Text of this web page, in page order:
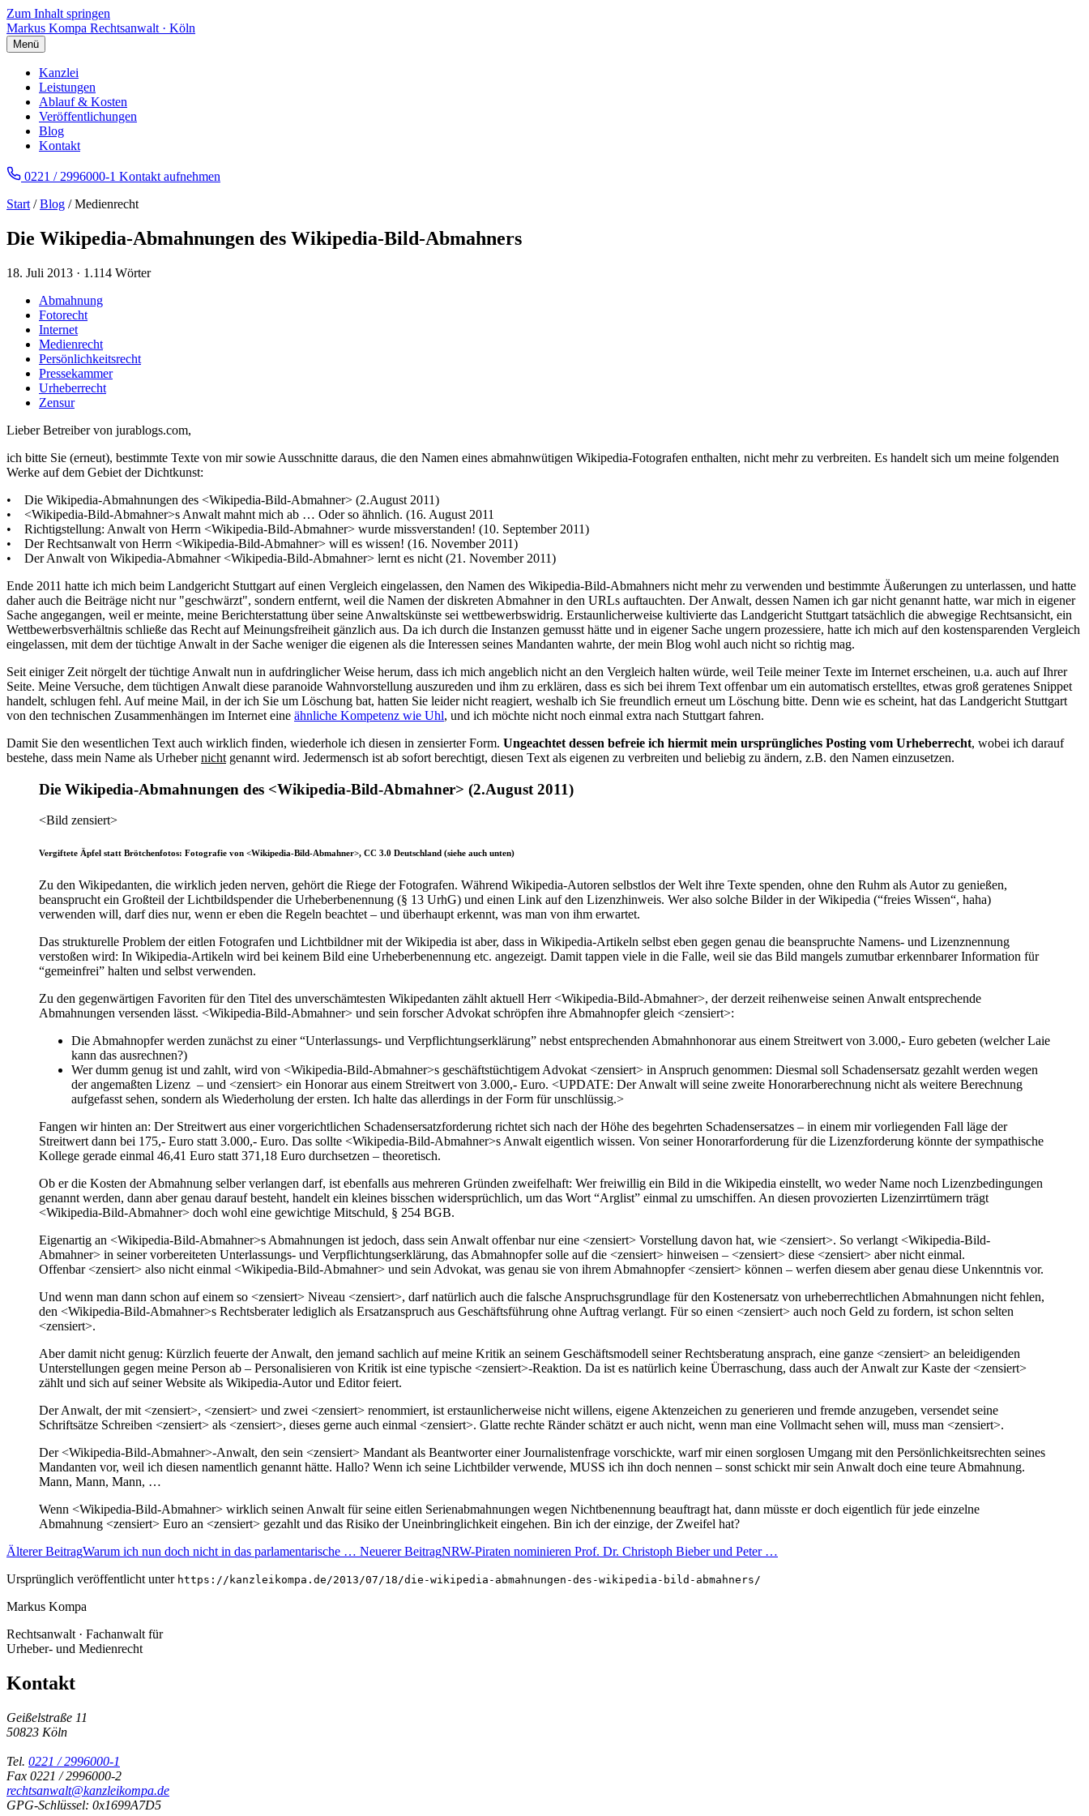
Zum Inhalt springen
Markus Kompa Rechtsanwalt · Köln
Menü
Kanzlei
Leistungen
Ablauf & Kosten
Veröffentlichungen
Blog
Kontakt
0221 / 2996000-1 Kontakt aufnehmen
Start /Blog / Medienrecht
Die Wikipedia-Abmahnungen des Wikipedia-Bild-Abmahners
18. Juli 2013 · 1.114 Wörter
Abmahnung
Fotorecht
Internet
Medienrecht
Persönlichkeitsrecht
Pressekammer
Urheberrecht
Zensur
Lieber Betreiber von jurablogs.com,
ich bitte Sie (erneut), bestimmte Texte von mir sowie Ausschnitte daraus, die den Namen eines abmahnwütigen Wikipedia-Fotografen enthalten, nicht mehr zu verbreiten. Es handelt sich um meine folgenden
Werke auf dem Gebiet der Dichtkunst:
• Die Wikipedia-Abmahnungen des <Wikipedia-Bild-Abmahner> (2.August 2011)
• <Wikipedia-Bild-Abmahner>s Anwalt mahnt mich ab … Oder so ähnlich. (16. August 2011
• Richtigstellung: Anwalt von Herrn <Wikipedia-Bild-Abmahner> wurde missverstanden! (10. September 2011)
• Der Rechtsanwalt von Herrn <Wikipedia-Bild-Abmahner> will es wissen! (16. November 2011)
• Der Anwalt von Wikipedia-Abmahner <Wikipedia-Bild-Abmahner> lernt es nicht (21. November 2011)
Ende 2011 hatte ich mich beim Landgericht Stuttgart auf einen Vergleich eingelassen, den Namen des Wikipedia-Bild-Abmahners nicht mehr zu verwenden und bestimmte Äußerungen zu unterlassen, und hatte
daher auch die Beiträge nicht nur "geschwärzt", sondern entfernt, weil die Namen der diskreten Abmahner in den URLs auftauchten. Der Anwalt, dessen Namen ich gar nicht genannt hatte, war mich in eigener
Sache angegangen, weil er meinte, meine Berichterstattung über seine Anwaltskünste sei wettbewerbswidrig. Erstaunlicherweise kultivierte das Landgericht Stuttgart tatsächlich die abwegige Rechtsansicht, ein
Wettbewerbsverhältnis schließe das Recht auf Meinungsfreiheit gänzlich aus. Da ich durch die Instanzen gemusst hätte und in eigener Sache ungern prozessiere, hatte ich mich auf den kostensparenden Vergleich
eingelassen, mit dem der tüchtige Anwalt in der Sache weniger die eigenen als die Interessen seines Mandanten wahrte, der mein Blog wohl auch nicht so richtig mag.
Seit einiger Zeit nörgelt der tüchtige Anwalt nun in aufdringlicher Weise herum, dass ich mich angeblich nicht an den Vergleich halten würde, weil Teile meiner Texte im Internet erscheinen, u.a. auch auf Ihrer
Seite. Meine Versuche, dem tüchtigen Anwalt diese paranoide Wahnvorstellung auszureden und ihm zu erklären, dass es sich bei ihrem Text offenbar um ein automatisch erstelltes, etwas groß geratenes Snippet
handelt, schlugen fehl. Auf meine Mail, in der ich Sie um Löschung bat, hatten Sie leider nicht reagiert, weshalb ich Sie freundlich erneut um Löschung bitte. Denn wie es scheint, hat das Landgericht Stuttgart
von den technischen Zusammenhängen im Internet eine ähnliche Kompetenz wie Uhl, und ich möchte nicht noch einmal extra nach Stuttgart fahren.
Damit Sie den wesentlichen Text auch wirklich finden, wiederhole ich diesen in zensierter Form. Ungeachtet dessen befreie ich hiermit mein ursprüngliches Posting vom Urheberrecht, wobei ich darauf
bestehe, dass mein Name als Urhebernicht genannt wird. Jedermensch ist ab sofort berechtigt, diesen Text als eigenen zu verbreiten und beliebig zu ändern, z.B. den Namen einzusetzen.
Die Wikipedia-Abmahnungen des <Wikipedia-Bild-Abmahner> (2.August 2011)
<Bild zensiert>
Vergiftete Äpfel statt Brötchenfotos: Fotografie von <Wikipedia-Bild-Abmahner>, CC 3.0 Deutschland (siehe auch unten)
Zu den Wikipedanten, die wirklich jeden nerven, gehört die Riege der Fotografen. Während Wikipedia-Autoren selbstlos der Welt ihre Texte spenden, ohne den Ruhm als Autor zu genießen,
beansprucht ein Großteil der Lichtbildspender die Urheberbenennung (§ 13 UrhG) und einen Link auf den Lizenzhinweis. Wer also solche Bilder in der Wikipedia (“freies Wissen“, haha)
verwenden will, darf dies nur, wenn er eben die Regeln beachtet – und überhaupt erkennt, was man von ihm erwartet.
Das strukturelle Problem der eitlen Fotografen und Lichtbildner mit der Wikipedia ist aber, dass in Wikipedia-Artikeln selbst eben gegen genau die beanspruchte Namens- und Lizenznennung
verstoßen wird: In Wikipedia-Artikeln wird bei keinem Bild eine Urheberbenennung etc. angezeigt. Damit tappen viele in die Falle, weil sie das Bild mangels zumutbar erkennbarer Information für
“gemeinfrei” halten und selbst verwenden.
Zu den gegenwärtigen Favoriten für den Titel des unverschämtesten Wikipedanten zählt aktuell Herr <Wikipedia-Bild-Abmahner>, der derzeit reihenweise seinen Anwalt entsprechende
Abmahnungen versenden lässt. <Wikipedia-Bild-Abmahner> und sein forscher Advokat schröpfen ihre Abmahnopfer gleich <zensiert>:
Die Abmahnopfer werden zunächst zu einer “Unterlassungs- und Verpflichtungserklärung” nebst entsprechenden Abmahnhonorar aus einem Streitwert von 3.000,- Euro gebeten (welcher Laie
kann das ausrechnen?)
Wer dumm genug ist und zahlt, wird von <Wikipedia-Bild-Abmahner>s geschäftstüchtigem Advokat <zensiert> in Anspruch genommen: Diesmal soll Schadensersatz gezahlt werden wegen
der angemaßten Lizenz – und <zensiert> ein Honorar aus einem Streitwert von 3.000,- Euro. <UPDATE: Der Anwalt will seine zweite Honorarberechnung nicht als weitere Berechnung
aufgefasst sehen, sondern als Wiederholung der ersten. Ich halte das allerdings in der Form für unschlüssig.>
Fangen wir hinten an: Der Streitwert aus einer vorgerichtlichen Schadensersatzforderung richtet sich nach der Höhe des begehrten Schadensersatzes – in einem mir vorliegenden Fall läge der
Streitwert dann bei 175,- Euro statt 3.000,- Euro. Das sollte <Wikipedia-Bild-Abmahner>s Anwalt eigentlich wissen. Von seiner Honorarforderung für die Lizenzforderung könnte der sympathische
Kollege gerade einmal 46,41 Euro statt 371,18 Euro durchsetzen – theoretisch.
Ob er die Kosten der Abmahnung selber verlangen darf, ist ebenfalls aus mehreren Gründen zweifelhaft: Wer freiwillig ein Bild in die Wikipedia einstellt, wo weder Name noch Lizenzbedingungen
genannt werden, dann aber genau darauf besteht, handelt ein kleines bisschen widersprüchlich, um das Wort “Arglist” einmal zu umschiffen. An diesen provozierten Lizenzirrtümern trägt
<Wikipedia-Bild-Abmahner> doch wohl eine gewichtige Mitschuld, § 254 BGB.
Eigenartig an <Wikipedia-Bild-Abmahner>s Abmahnungen ist jedoch, dass sein Anwalt offenbar nur eine <zensiert> Vorstellung davon hat, wie <zensiert>. So verlangt <Wikipedia-Bild-
Abmahner> in seiner vorbereiteten Unterlassungs- und Verpflichtungserklärung, das Abmahnopfer solle auf die <zensiert> hinweisen – <zensiert> diese <zensiert> aber nicht einmal.
Offenbar <zensiert> also nicht einmal <Wikipedia-Bild-Abmahner> und sein Advokat, was genau sie von ihrem Abmahnopfer <zensiert> können – werfen diesem aber genau diese Unkenntnis vor.
Und wenn man dann schon auf einem so <zensiert> Niveau <zensiert>, darf natürlich auch die falsche Anspruchsgrundlage für den Kostenersatz von urheberrechtlichen Abmahnungen nicht fehlen,
den <Wikipedia-Bild-Abmahner>s Rechtsberater lediglich als Ersatzanspruch aus Geschäftsführung ohne Auftrag verlangt. Für so einen <zensiert> auch noch Geld zu fordern, ist schon selten
<zensiert>.
Aber damit nicht genug: Kürzlich feuerte der Anwalt, den jemand sachlich auf meine Kritik an seinem Geschäftsmodell seiner Rechtsberatung ansprach, eine ganze <zensiert> an beleidigenden
Unterstellungen gegen meine Person ab – Personalisieren von Kritik ist eine typische <zensiert>-Reaktion. Da ist es natürlich keine Überraschung, dass auch der Anwalt zur Kaste der <zensiert>
zählt und sich auf seiner Website als Wikipedia-Autor und Editor feiert.
Der Anwalt, der mit <zensiert>, <zensiert> und zwei <zensiert> renommiert, ist erstaunlicherweise nicht willens, eigene Aktenzeichen zu generieren und fremde anzugeben, versendet seine
Schriftsätze Schreiben <zensiert> als <zensiert>, dieses gerne auch einmal <zensiert>. Glatte rechte Ränder schätzt er auch nicht, wenn man eine Vollmacht sehen will, muss man <zensiert>.
Der <Wikipedia-Bild-Abmahner>-Anwalt, den sein <zensiert> Mandant als Beantworter einer Journalistenfrage vorschickte, warf mir einen sorglosen Umgang mit den Persönlichkeitsrechten seines
Mandanten vor, weil ich diesen namentlich genannt hätte. Hallo? Wenn ich seine Lichtbilder verwende, MUSS ich ihn doch nennen – sonst schickt mir sein Anwalt doch eine teure Abmahnung.
Mann, Mann, Mann, …
Wenn <Wikipedia-Bild-Abmahner> wirklich seinen Anwalt für seine eitlen Serienabmahnungen wegen Nichtbenennung beauftragt hat, dann müsste er doch eigentlich für jede einzelne
Abmahnung <zensiert> Euro an <zensiert> gezahlt und das Risiko der Uneinbringlichkeit eingehen. Bin ich der einzige, der Zweifel hat?
Älterer BeitragWarum ich nun doch nicht in das parlamentarische … Neuerer BeitragNRW-Piraten nominieren Prof. Dr. Christoph Bieber und Peter …
Ursprünglich veröffentlicht unter https://kanzleikompa.de/2013/07/18/die-wikipedia-abmahnungen-des-wikipedia-bild-abmahners/
Markus Kompa
Rechtsanwalt · Fachanwalt für
Urheber- und Medienrecht
Kontakt
Geißelstraße 11
50823 Köln
Tel. 0221 / 2996000-1
Fax 0221 / 2996000-2
rechtsanwalt@kanzleikompa.de
GPG-Schlüssel: 0x1699A7D5